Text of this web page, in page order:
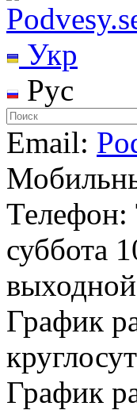
Укр
Рус
Email:
Телефон:
суббота
выходной
График
График